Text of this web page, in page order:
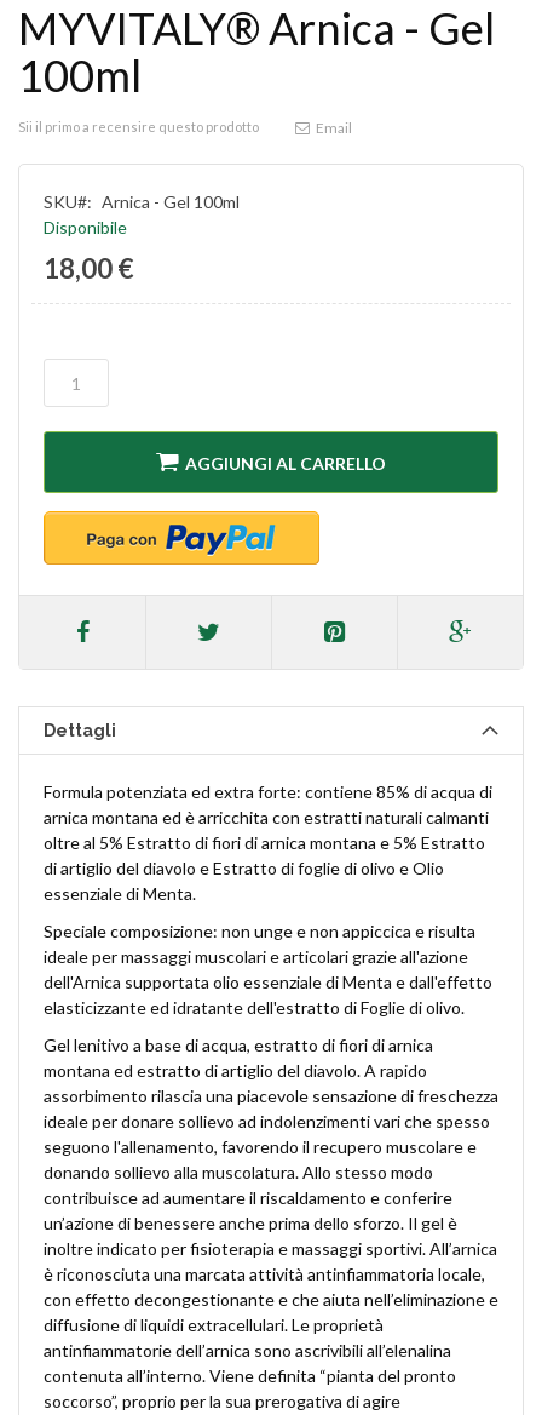
MYVITALY® Arnica - Gel
100ml
Sii il primo a recensire questo prodotto Email
SKU
Arnica - Gel 100ml
Disponibile
18,00 €
AGGIUNGI AL CARRELLO
Dettagli
Formula potenziata ed extra forte: contiene 85% di acqua di
arnica montana ed è arricchita con estratti naturali calmanti
oltre al 5% Estratto di fiori di arnica montana e 5% Estratto
di artiglio del diavolo e Estratto di foglie di olivo e Olio
essenziale di Menta.
Speciale composizione: non unge e non appiccica e risulta
ideale per massaggi muscolari e articolari grazie all'azione
dell'Arnica supportata olio essenziale di Menta e dall'effetto
elasticizzante ed idratante dell'estratto di Foglie di olivo.
Gel lenitivo a base di acqua, estratto di fiori di arnica
montana ed estratto di artiglio del diavolo. A rapido
assorbimento rilascia una piacevole sensazione di freschezza
ideale per donare sollievo ad indolenzimenti vari che spesso
seguono l'allenamento, favorendo il recupero muscolare e
donando sollievo alla muscolatura. Allo stesso modo
contribuisce ad aumentare il riscaldamento e conferire
un’azione di benessere anche prima dello sforzo. Il gel è
inoltre indicato per fisioterapia e massaggi sportivi. All’arnica
è riconosciuta una marcata attività antinfiammatoria locale,
con effetto decongestionante e che aiuta nell’eliminazione e
diffusione di liquidi extracellulari. Le proprietà
antinfiammatorie dell’arnica sono ascrivibili all’elenalina
contenuta all’interno. Viene definita “pianta del pronto
soccorso”, proprio per la sua prerogativa di agire